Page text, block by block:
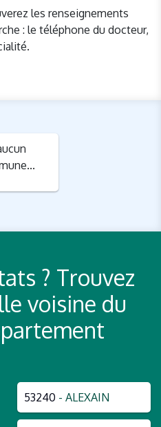
les renseignements
: le téléphone du docteur,
? Trouvez
voisine du
53240 - ALEXAIN